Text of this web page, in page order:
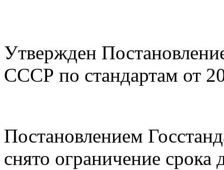
Утвержден
СССР по стандартам от
Постановлением
снято ограничение срока